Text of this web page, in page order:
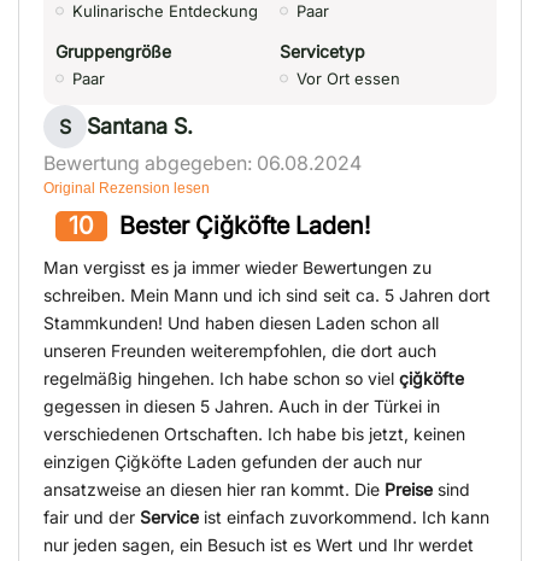
Kulinarische Entdeckung Paar
Gruppengröße
Paar
Servicetyp
Vor Ort essen
S Santana S.
Bewertung abgegeben: 06.08.2024
Original Rezension lesen
10 Bester Çiğköfte Laden!
Man vergisst es ja immer wieder Bewertungen zu
schreiben. Mein Mann und ich sind seit ca. 5 Jahren dort
Stammkunden! Und haben diesen Laden schon all
unseren Freunden weiterempfohlen, die dort auch
regelmäßig hingehen. Ich habe schon so viel çiğköfte
gegessen in diesen 5 Jahren. Auch in der Türkei in
verschiedenen Ortschaften. Ich habe bis jetzt, keinen
einzigen Çiğköfte Laden gefunden der auch nur
ansatzweise an diesen hier ran kommt. Die Preise sind
fair und der Service ist einfach zuvorkommend. Ich kann
nur jeden sagen, ein Besuch ist es Wert und Ihr werdet